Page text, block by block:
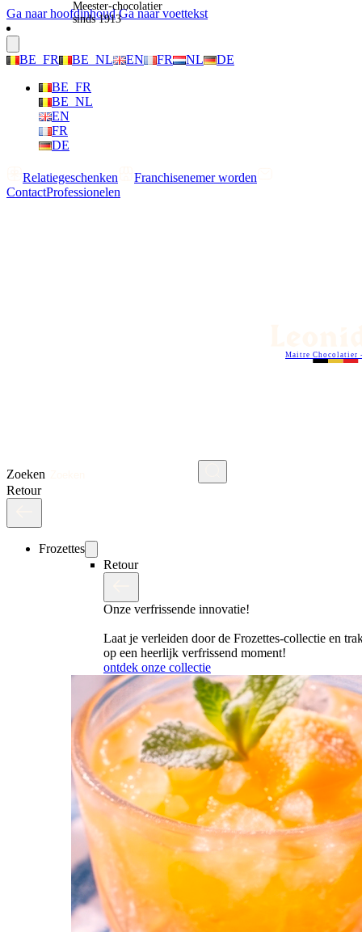
Ga naar hoofdinhoud Ga naar voettekst
BE_FR BE_NL EN FR NL
DE
BE_FR
BE_NL
EN
FR
DE
Relatiegeschenken
Franchisenemer worden
ContactProfessionelen
Zoeken
Maitre Chocolatier
Retour
Frozettes
Retour
Onze verfrissende innovatie!
Laat je verleiden door de Frozettes-collectie en
op een heerlijk verfrissend moment!
ontdek onze collectie
Meester-chocolatier
sinds 1913